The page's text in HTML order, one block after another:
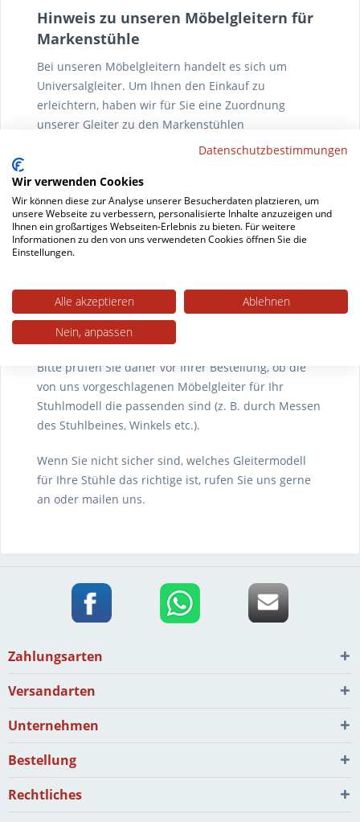
Hinweis zu unseren Möbelgleitern für
Markenstühle
Bei unseren Möbelgleitern handelt es sich um
Universalgleiter. Um Ihnen den Einkauf zu
erleichtern, haben wir für Sie eine Zuordnung
unserer Gleiter zu den Markenstühlen
vorgenommen. Diese Zuordnung basiert auf eigenen
Tests etc.). Die Gleiter sind nicht durch die
Stuhlhersteller autorisiert worden; daher können
folgende Punkte dazu führen, dass die Gleiter
speziell bei Ihrem Stuhlmodell nicht passen:
die Hersteller sowie Variationen in den Baujahren /
Möbelserien
Bodenoberflächen, die aufgrund von
Besonderheiten (z. B. sehr breite Fugen,
Bitte prüfen Sie daher vor Ihrer Bestellung, ob die
von uns vorgeschlagenen Möbelgleiter für Ihr
Stuhlmodell die passenden sind (z. B. durch Messen
des Stuhlbeines, Winkels etc.).
Wenn Sie nicht sicher sind, welches Gleitermodell
für Ihre Stühle das richtige ist, rufen Sie uns gerne
an oder mailen uns.
Zahlungsarten
Versandarten
Unternehmen
Bestellung
Rechtliches
Datenschutzbestimmungen
Wir verwenden Cookies
Wir können diese zur Analyse unserer Besucherdaten platzieren, um
unsere Webseite zu verbessern, personalisierte Inhalte anzuzeigen und
Ihnen ein großartiges Webseiten-Erlebnis zu bieten. Für weitere
Informationen zu den von uns verwendeten Cookies öffnen Sie die
Einstellungen.
Alle akzeptieren
Ablehnen
Nein, anpassen